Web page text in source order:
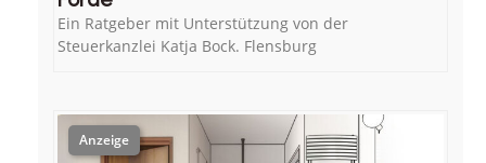
Ein Ratgeber mit Unterstützung von der
Steuerkanzlei Katja Bock. Flensburg